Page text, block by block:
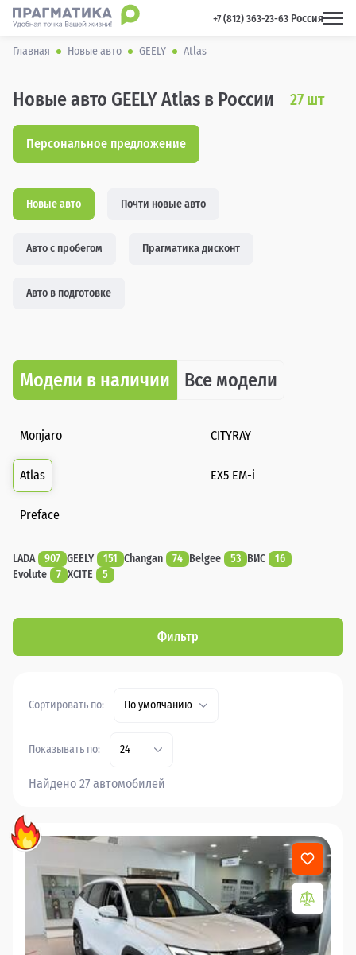
+7 (812) 363-23-63 Россия
Главная Новые авто GEELY Atlas
Новые авто GEELY Atlas в России 27 шт
Персональное предложение
Новые авто Почти новые авто
Авто с пробегом Прагматика дисконт
Авто в подготовке
Модели в наличии Все модели
Monjaro CITYRAY
Atlas EX5 EM-i
Preface
LADA 907 GEELY 151 Changan 74 Belgee 53 ВИС
16
Evolute
7 XCITE 5
Фильтр
Сортировать по: По умолчанию
Показывать по: 24
Найдено 27 автомобилей